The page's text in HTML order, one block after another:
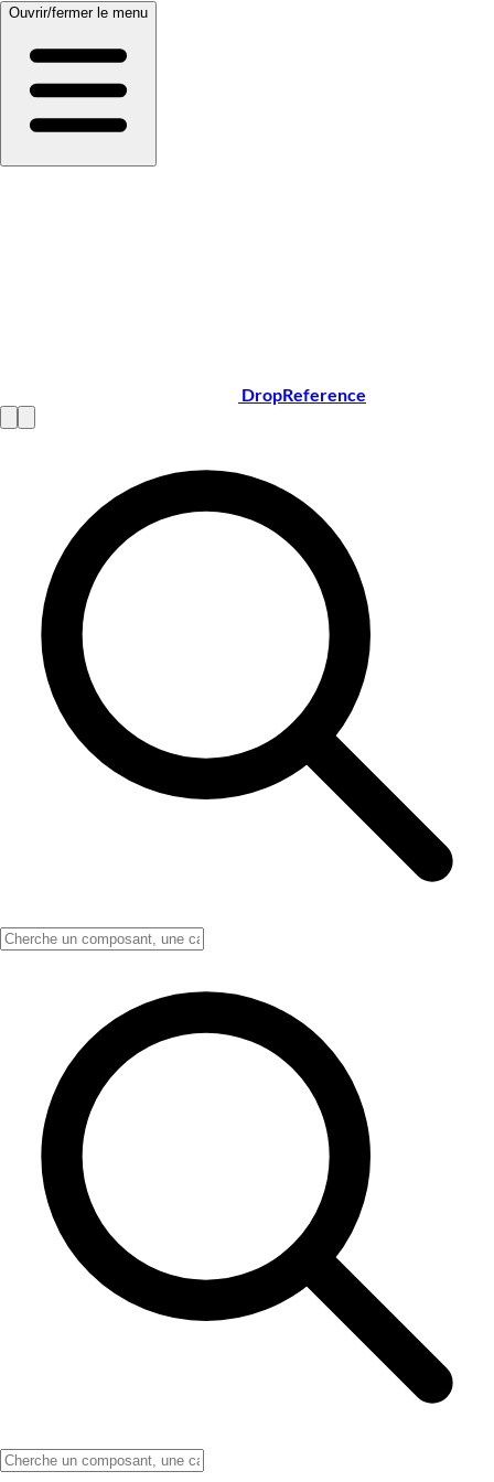
Ouvrir/fermer le menu
DropReference